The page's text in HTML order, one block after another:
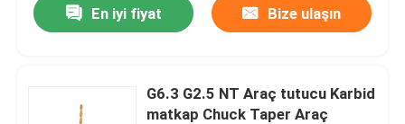
En iyi fiyat Bize ulaşın
G6.3 G2.5 NT Araç tutucu Karbid
matkap Chuck Taper Araç